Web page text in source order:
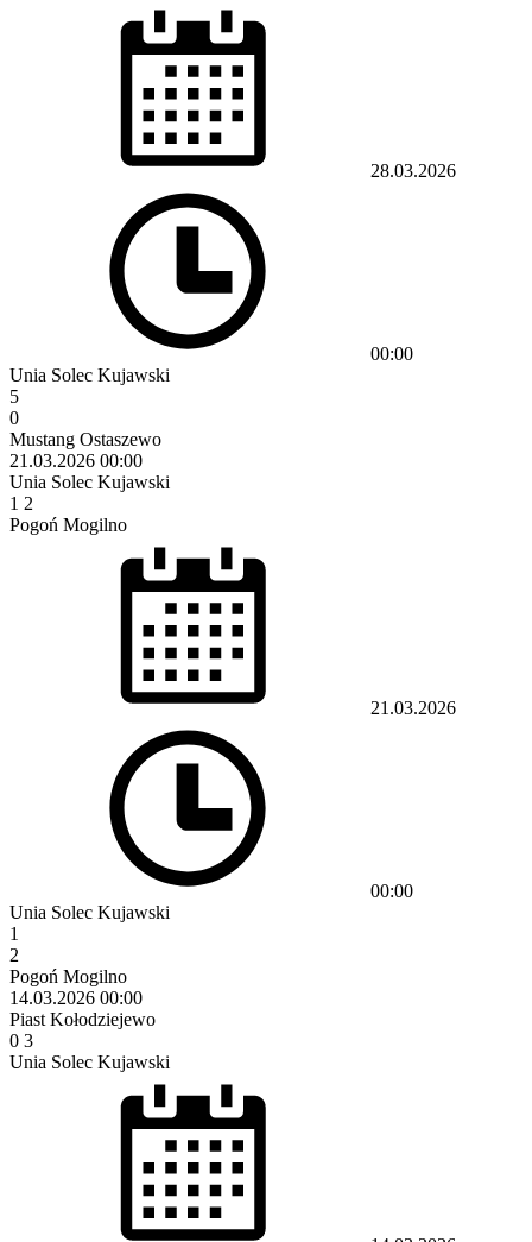
28.03.2026
00:00
Unia Solec Kujawski
5
0
Mustang Ostaszewo
21.03.2026 00:00
Unia Solec Kujawski
1 2
Pogoń Mogilno
21.03.2026
00:00
Unia Solec Kujawski
1
2
Pogoń Mogilno
14.03.2026 00:00
Piast Kołodziejewo
0 3
Unia Solec Kujawski